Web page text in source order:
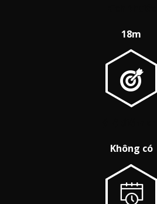
18m
Không có